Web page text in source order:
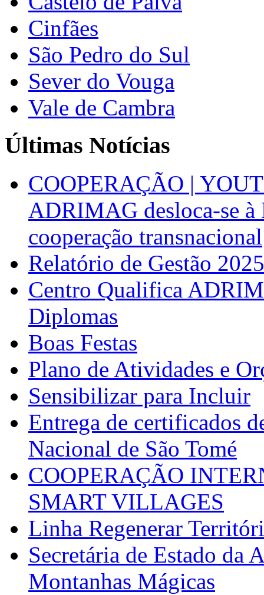
Cinfães
São Pedro do Sul
Sever do Vouga
Vale de Cambra
Últimas Notícias
COOPERAÇÃO |
ADRIMAG desloca-se
cooperação transnacional
Relatório de Gestão 2025
Centro Qualifica
Diplomas
Boas Festas
Plano de Atividades e
Sensibilizar para Incluir
Entrega de certificados
Nacional de São Tomé
COOPERAÇÃO
SMART VILLAGES
Linha Regenerar
Secretária de Estado da
Montanhas Mágicas